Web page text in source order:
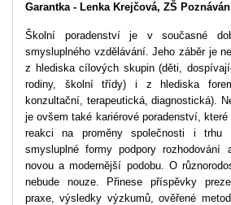
Garantka - Lenka Krejčová, ZŠ
Školní poradenství je v současné
smysluplného vzdělávání. Jeho záběr je
z hlediska cílových skupin (děti,
rodiny, školní třídy) i z hlediska
konzultační, terapeutická, diagnostická).
je ovšem také kariérové poradenství,
reakci na proměny společnosti i trhu
smysluplné formy podpory
novou a modernější podobu. O
nebude nouze. Přinese příspěvky
praxe, výsledky výzkumů, ověřené